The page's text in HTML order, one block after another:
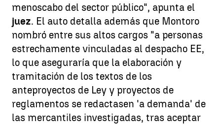
menoscabo del sector público", apunta el
juez. El auto detalla además que Montoro
nombró entre sus altos cargos "a personas
estrechamente vinculadas al despacho EE,
lo que aseguraría que la elaboración y
tramitación de los textos de los
anteproyectos de Ley y proyectos de
reglamentos se redactasen 'a demanda' de
las mercantiles investigadas, tras aceptar